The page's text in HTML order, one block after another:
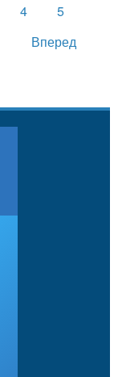
4
5
Вперед